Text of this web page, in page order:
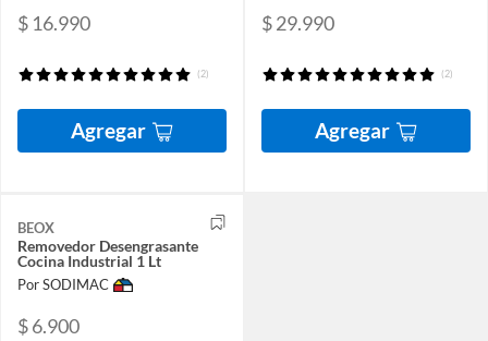
$ 16.990
(2)
Agregar
$ 29.990
(2)
Agregar
BEOX
Removedor Desengrasante
Cocina Industrial 1 Lt
Por SODIMAC
$ 6.900